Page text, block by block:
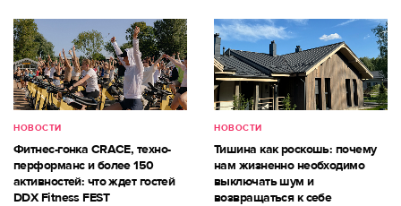
НОВОСТИ
Фитнес-гонка CRACE, техно-
перформанс и более 150
активностей: что ждет гостей
DDX Fitness FEST
НОВОСТИ
Тишина как роскошь: почему
нам жизненно необходимо
выключать шум и
возвращаться к себе